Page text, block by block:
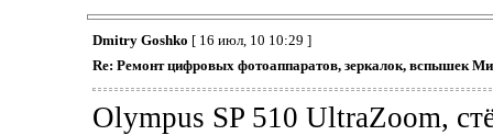
Dmitry Goshko [ 16 июл, 10 10:29 ]
Re: Ремонт цифровых фотоаппаратов, зеркалок, вспышек
Olympus SP 510 UltraZoom,